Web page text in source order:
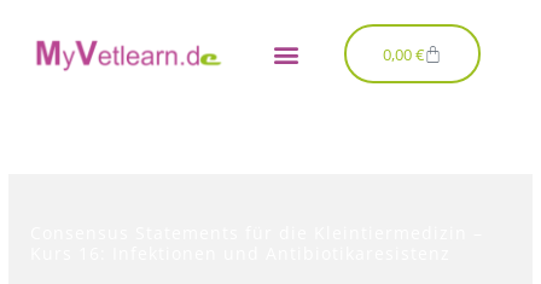
Inhalt
springen
0,00€Warenkorb